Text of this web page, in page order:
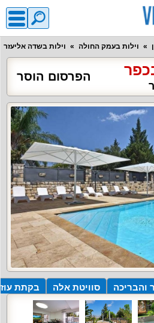
וילות בעמק החולה וילות בשדה אליעזר
הפרסום הוסר
והבריכה סוויטת אלה בקתת עוז